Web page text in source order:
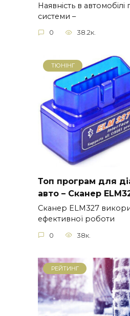
Наявність в автомобілі
системи –
0 38.2к.
ТЮНІНГ
Топ програм для
авто – Сканер
Сканер ELM327
ефективної роботи
0 38к.
РЕЙТИНГ